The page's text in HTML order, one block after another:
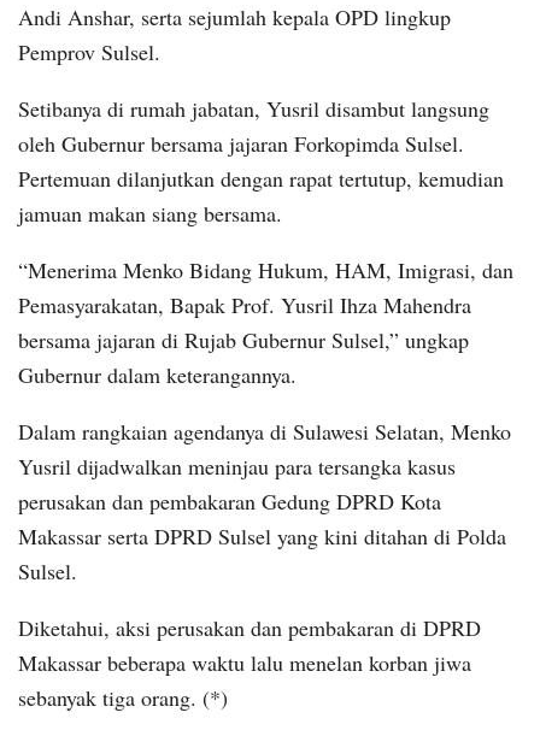
Andi Anshar, serta sejumlah kepala OPD lingkup
Pemprov Sulsel.
Setibanya di rumah jabatan, Yusril disambut langsung
oleh Gubernur bersama jajaran Forkopimda Sulsel.
Pertemuan dilanjutkan dengan rapat tertutup, kemudian
jamuan makan siang bersama.
“Menerima Menko Bidang Hukum, HAM, Imigrasi, dan
Pemasyarakatan, Bapak Prof. Yusril Ihza Mahendra
bersama jajaran di Rujab Gubernur Sulsel,” ungkap
Gubernur dalam keterangannya.
Dalam rangkaian agendanya di Sulawesi Selatan, Menko
Yusril dijadwalkan meninjau para tersangka kasus
perusakan dan pembakaran Gedung DPRD Kota
Makassar serta DPRD Sulsel yang kini ditahan di Polda
Sulsel.
Diketahui, aksi perusakan dan pembakaran di DPRD
Makassar beberapa waktu lalu menelan korban jiwa
sebanyak tiga orang. (*)